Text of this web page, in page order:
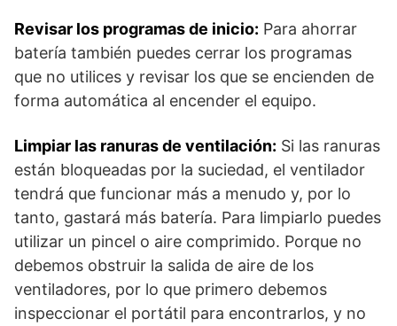
Revisar los programas de inicio: Para ahorrar
batería también puedes cerrar los programas
que no utilices y revisar los que se encienden de
forma automática al encender el equipo.
Limpiar las ranuras de ventilación: Si las ranuras
están bloqueadas por la suciedad, el ventilador
tendrá que funcionar más a menudo y, por lo
tanto, gastará más batería. Para limpiarlo puedes
utilizar un pincel o aire comprimido. Porque no
debemos obstruir la salida de aire de los
ventiladores, por lo que primero debemos
inspeccionar el portátil para encontrarlos, y no